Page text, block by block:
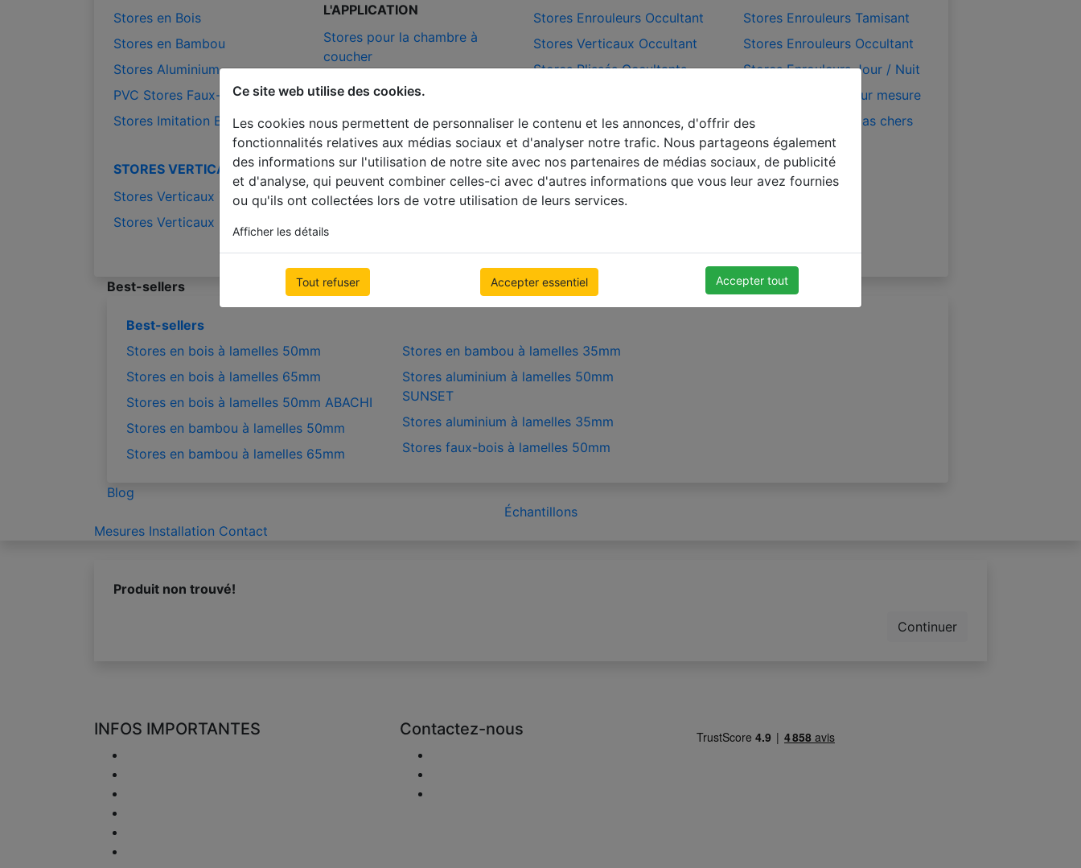
Ce site web utilise des cookies.
Les cookies nous permettent de personnaliser le contenu et les annonces, d'offrir des
fonctionnalités relatives aux médias sociaux et d'analyser notre trafic. Nous partageons également
des informations sur l'utilisation de notre site avec nos partenaires de médias sociaux, de publicité
et d'analyse, qui peuvent combiner celles-ci avec d'autres informations que vous leur avez fournies
ou qu'ils ont collectées lors de votre utilisation de leurs services.
Afficher les détails
Tout refuser Accepter essentiel Accepter tout
Stores en Bois
Stores en Bambou
Stores Aluminium
PVC Stores Faux-Bois
Stores Imitation Bois
L'APPLICATION
Stores pour la chambre à
coucher
Stores pour la salle de bain
Stores Enrouleurs Occultant
Stores Verticaux Occultant
Stores Plissés Occultants
Stores Enrouleurs Tamisant
Stores Enrouleurs Occultant
Stores Enrouleurs Jour / Nuit
Stores enrouleurs sur mesure
Stores enrouleurs pas chers
STORES VERTICAUX
Stores Verticaux Tamisant
Stores Verticaux Occultant
STORES PLISSÉS
Stores Plissés
Best-sellers
Best-sellers
Stores en bois à lamelles 50mm
Stores en bois à lamelles 65mm
Stores en bois à lamelles 50mm ABACHI
Stores en bambou à lamelles 50mm
Stores en bambou à lamelles 65mm
Stores en bambou à lamelles 35mm
Stores aluminium à lamelles 50mm
SUNSET
Stores aluminium à lamelles 35mm
Stores faux-bois à lamelles 50mm
Blog
Échantillons
Mesures Installation Contact
Produit non trouvé!
Continuer
INFOS IMPORTANTES Contactez-nous